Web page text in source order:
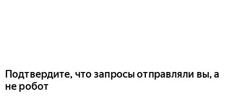
Подтвердите, что запросы отправляли вы, а
не робот